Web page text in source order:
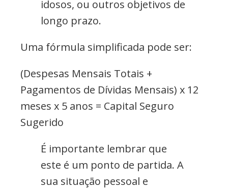
idosos, ou outros objetivos de
longo prazo.
Uma fórmula simplificada pode ser:
(Despesas Mensais Totais +
Pagamentos de Dívidas Mensais) x 12
meses x 5 anos = Capital Seguro
Sugerido
É importante lembrar que
este é um ponto de partida. A
sua situação pessoal e